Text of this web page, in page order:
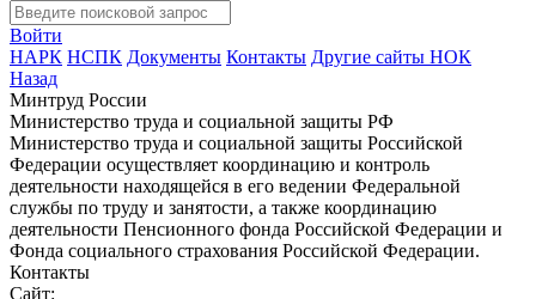
Войти
НАРК НСПК Документы Контакты Другие сайты НОК
Назад
Минтруд России
Министерство труда и социальной защиты РФ
Министерство труда и социальной защиты Российской
Федерации осуществляет координацию и контроль
деятельности находящейся в его ведении Федеральной
службы по труду и занятости, а также координацию
деятельности Пенсионного фонда Российской Федерации и
Фонда социального страхования Российской Федерации.
Контакты
Сайт: